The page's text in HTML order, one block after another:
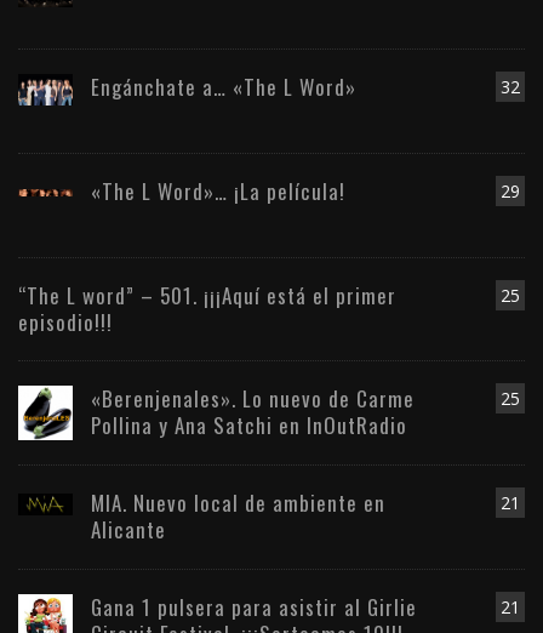
32
Engánchate a… «The L Word»
29
«The L Word»… ¡La película!
25
“The L word” – 501. ¡¡¡Aquí está el primer
episodio!!!
25
«Berenjenales». Lo nuevo de Carme
Pollina y Ana Satchi en InOutRadio
21
MIA. Nuevo local de ambiente en
Alicante
21
Gana 1 pulsera para asistir al Girlie